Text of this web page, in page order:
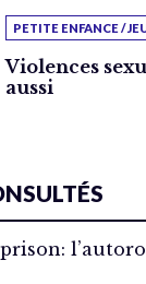
PETITE ENFANCE /
Violences
aussi